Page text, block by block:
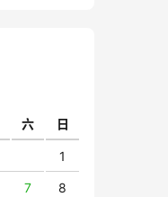
六 日
1
7 8